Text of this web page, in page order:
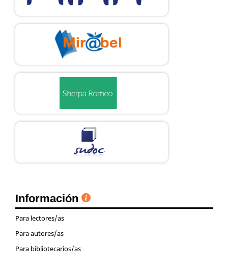
Información
Para lectores/as
Para autores/as
Para bibliotecarios/as